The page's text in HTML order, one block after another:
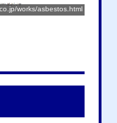
works/asbestos.html